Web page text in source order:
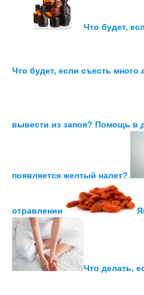
Что будет,
Что будет, если съесть
вывести из запоя? Помощь в
появляется желтый налет?
отравлении
Что делать,